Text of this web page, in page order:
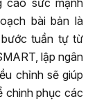
cao sức mạnh
bài bản là
tuần tự từ
lập ngân
chỉnh sẽ giúp
chinh phục các